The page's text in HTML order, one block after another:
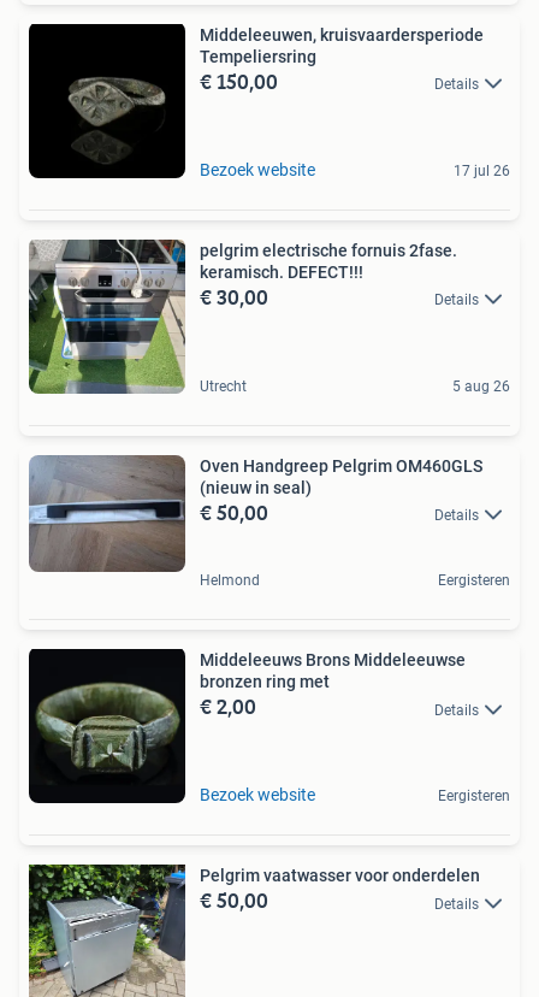
Middeleeuwen, kruisvaardersperiode
Tempeliersring
€ 150,00 Details
Bezoek website 17 jul 26
pelgrim electrische fornuis 2fase.
keramisch. DEFECT!!!
€ 30,00 Details
Utrecht 5 aug 26
Oven Handgreep Pelgrim OM460GLS
(nieuw in seal)
€ 50,00 Details
Helmond Eergisteren
Middeleeuws Brons Middeleeuwse
bronzen ring met
€ 2,00 Details
Bezoek website Eergisteren
Pelgrim vaatwasser voor onderdelen
€ 50,00 Details